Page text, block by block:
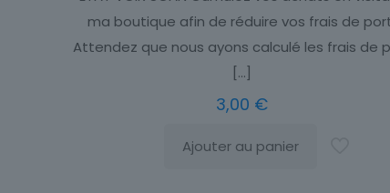
ma boutique afin de réduire vos frais de
Attendez que nous ayons calculé les frais de
[…]
3,00 €
Ajouter au panier